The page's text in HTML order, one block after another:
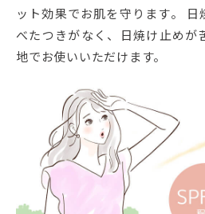
ット効果でお肌を守ります。
べたつきがなく、日焼け止めが
地でお使いいただけます。